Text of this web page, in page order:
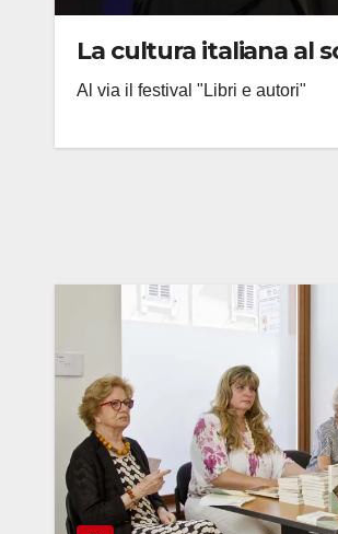
La cultura italiana al
Al via il festival "Libri e autori"